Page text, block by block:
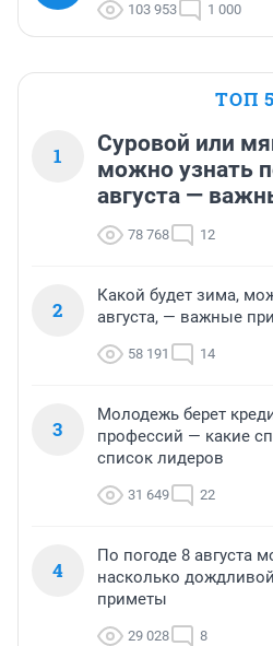
103 953 1 000
ТОП 5
1
Суровой или
можно узнать
августа —
78 768 12
2
Какой будет зима,
августа, — важные
58 191 14
3
Молодежь берет
профессий — какие
список лидеров
31 649 22
4
По погоде 8 августа
насколько
приметы
29 028 8